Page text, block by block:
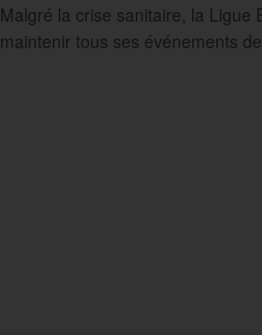
Malgré la crise sanitaire, la Ligue
maintenir tous ses événements de